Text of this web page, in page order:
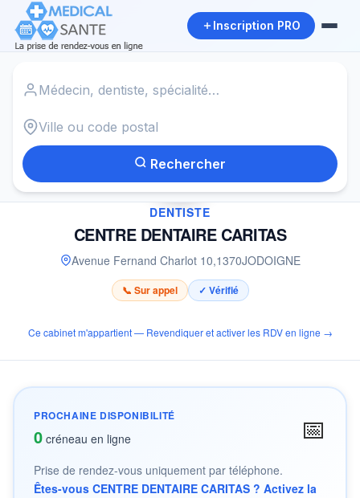
Inscription PRO
Rechercher
✓
DENTISTE
CENTRE DENTAIRE CARITAS
Avenue Fernand Charlot 10,1370JODOIGNE
📞 Sur appel ✓ Vérifié
Ce cabinet m'appartient — Revendiquer et activer les RDV en ligne →
PROCHAINE DISPONIBILITÉ
0 créneau en ligne 📅
Prise de rendez-vous uniquement par téléphone.
Êtes-vous CENTRE DENTAIRE CARITAS ? Activez la